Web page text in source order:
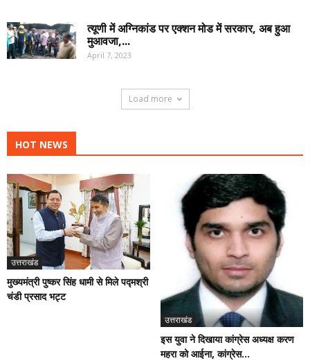
त्यूणी में अग्निकांड पर एक्शन मोड में सरकार, अब हुआ
मुआवजा,...
April 7, 2023
Load more
HOT NEWS
उत्तराखंड
मुख्यमंत्री पुष्कर सिंह धामी से मिले पद्मश्री
चंडी प्रसाद भट्ट
उत्तराखंड
इस युवा ने दिखाया कांग्रेस अध्यक्ष करण
महरा को आईना, कांग्रेस...